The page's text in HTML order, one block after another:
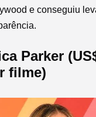
e conseguiu
Parker
filme)